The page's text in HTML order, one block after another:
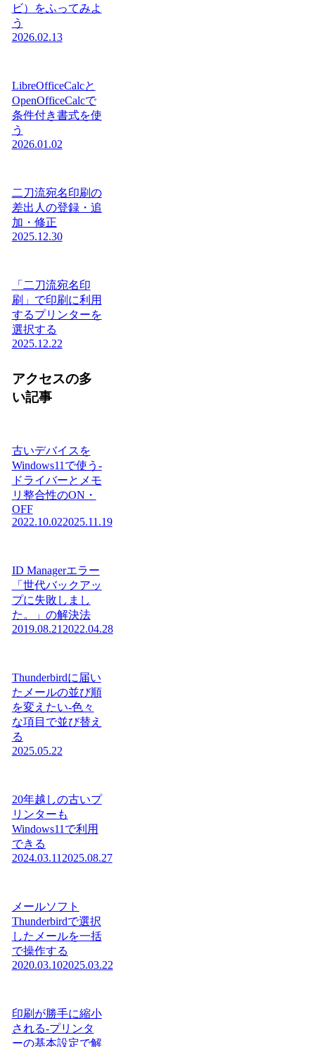
ビ）をふってみよ
う
2026.02.13
LibreOfficeCalcと
OpenOfficeCalcで
条件付き書式を使
う
2026.01.02
二刀流宛名印刷の
差出人の登録・追
加・修正
2025.12.30
「二刀流宛名印
刷」で印刷に利用
するプリンターを
選択する
2025.12.22
アクセスの多
い記事
古いデバイスを
Windows11で使う-
ドライバーとメモ
リ整合性のON・
OFF
2022.10.022025.11.19
ID Managerエラー
「世代バックアッ
プに失敗しまし
た。」の解決法
2019.08.21 2022.04.28
Thunderbirdに届い
たメールの並び順
を変えたい-色々
な項目で並び替え
る
2025.05.22
20年越しの古いプ
リンターも
Windows11で利用
できる
2024.03.11 2025.08.27
メールソフト
Thunderbirdで選択
したメールを一括
で操作する
2020.03.102025.03.22
印刷が勝手に縮小
される-プリンタ
ーの基本設定で解